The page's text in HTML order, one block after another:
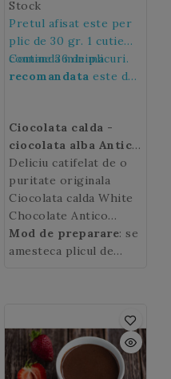
Stock
Pretul afisat este per
plic de 30 gr. 1 cutie
contine 36 de plicuri.
Comanda minima
recomandata este de
Ciocolata calda -
ciocolata alba Antico
Eremo ,se prepara la
Espressor
Deliciu catifelat de o
puritate originala
Ciocolata calda White
Chocolate Antico
Eremo este cea mai
dulce ciocolata calda,
fara nicio urma de
amarui! O cana de
ciocolata calda
Mod de preparare: se
amesteca plicul de
si se fierbe la steamer.